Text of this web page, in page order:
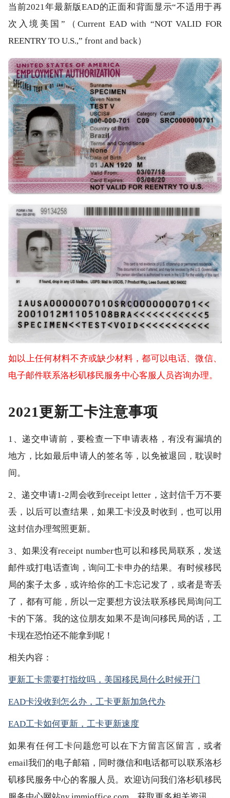
当前2021年最新版EAD的正面和背面显示“不适用于再
次入境美国”（Current EAD with “NOT VALID FOR
REENTRY TO U.S.,” front and back）
如以上任何材料不齐或缺少材料，都可以电话、微信、
电子邮件联系洛杉矶移民服务中心客服人员咨询办理。
2021更新工卡注意事项
1、递交申请前，要检查一下申请表格，有没有漏填的
地方，比如最后申请人的签名等，以免被退回，耽误时
间。
2、递交申请1-2周会收到receipt letter，这封信千万不要
丢，以后可以查结果，如果工卡没及时收到，也可以用
这封信办理驾照更新。
3、如果没有receipt number也可以和移民局联系，发送
邮件或打电话查询，询问工卡申办的结果。有时候移民
局的案子太多，或许给你的工卡忘记发了，或者是寄丢
了，都有可能，所以一定要想方设法联系移民局询问工
卡的下落。我的这位朋友如果不是询问移民局的话，工
卡现在恐怕还不能拿到呢！
相关内容：
更新工卡需要打指纹吗，美国移民局什么时候开门
EAD卡没收到怎么办，工卡更新加急代办
EAD工卡如何更新，工卡更新速度
如果有任何工卡问题您可以在下方留言区留言，或者
email我们的电子邮箱，同时微信和电话都可以联系洛杉
矶移民服务中心的客服人员。欢迎访问我们洛杉矶移民